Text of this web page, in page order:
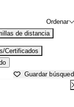
Ordenar
de distancia
Certificados
Guardar